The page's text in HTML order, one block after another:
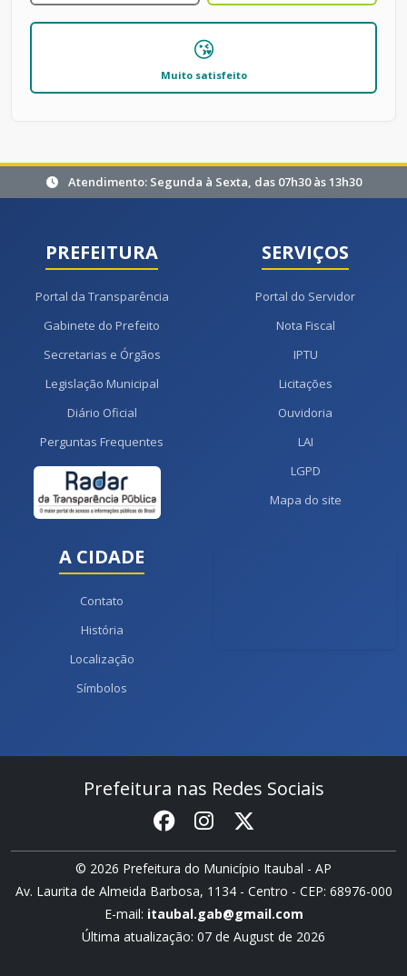
😘
Muito satisfeito
Atendimento: Segunda à Sexta, das 07h30 às 13h30
PREFEITURA
Portal da Transparência
Gabinete do Prefeito
Secretarias e Órgãos
Legislação Municipal
Diário Oficial
Perguntas Frequentes
SERVIÇOS
Portal do Servidor
Nota Fiscal
IPTU
Licitações
Ouvidoria
LAI
LGPD
Mapa do site
A CIDADE
Contato
História
Localização
Símbolos
Prefeitura nas Redes Sociais
© 2026 Prefeitura do Município Itaubal - AP
Av. Laurita de Almeida Barbosa, 1134 - Centro - CEP: 68976-000
E-mail: itaubal.gab@gmail.com
Última atualização: 07 de August de 2026